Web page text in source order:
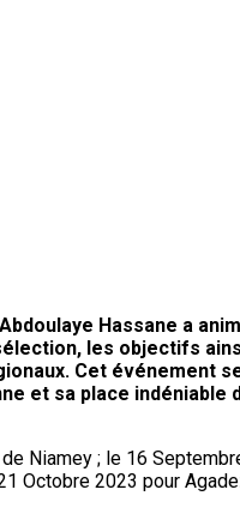
Hassane a
les objectifs
Cet événement
et sa place
Niamey ; le 16
2023 pour